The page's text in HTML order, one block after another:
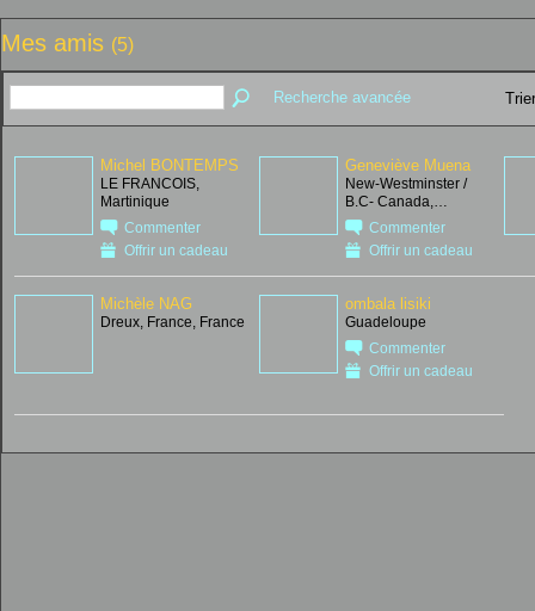
Mes amis (5)
Recherche avancée
Michel BONTEMPS
LE FRANCOIS,
Martinique
Commenter
Offrir un cadeau
Geneviève Muena
New-Westminster /
B.C- Canada,…
Commenter
Offrir un cadeau
Michèle NAG
Dreux, France, France
ombala lisiki
Guadeloupe
Commenter
Offrir un cadeau